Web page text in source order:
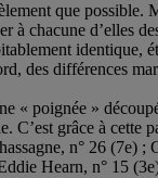
que possible.
chacune d’elles
identique,
des différences
« poignée »
grâce à cette
n° 26 (7e) ;
Hearn, n° 15